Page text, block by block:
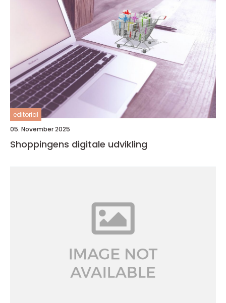
editorial
05. November 2025
Shoppingens digitale udvikling